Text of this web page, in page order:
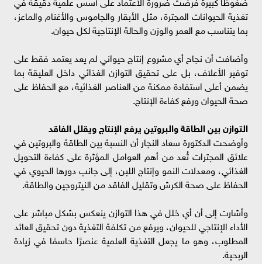
تغذية الحيوانات المجترة، مثل الأبقار والجاموس والأغنام والماعز،
بما يتناسب مع العمر والوزن والحالة الإنتاجية لكل حيوان.
وأضافت أن نجاح أي مشروع إنتاج حيواني لم يعد يعتمد فقط على
توفير الأعلاف، بل على تحقيق التوازن الغذائي داخل العليقة بما
يضمن أعلى استفادة ممكنة من العناصر الغذائية، مع الحفاظ على
صحة الحيوان ورفع كفاءة الإنتاج.
التوازن بين الطاقة والبروتين يرفع الإنتاج ويقلل الفاقد
وأوضحت الدكتورة سعاد النجار أن النسبة بين الطاقة والبروتين في
علائق المجترات تُعد من أهم العوامل المؤثرة على كفاءة التحويل
الغذائي، ومعدلات النمو وإنتاج اللبن، إلى جانب دورها الحيوي في
الحفاظ على صحة الكرش وتقليل الفاقد من النيتروجين والطاقة.
وأشارت إلى أن أي خلل في هذا التوازن ينعكس بشكل مباشر على
الأداء الإنتاجي للحيوان، ويرفع من تكلفة التغذية دون تحقيق العائد
المطلوب، وهو ما يجعل التغذية العلمية عنصرًا حاسمًا في زيادة
الربحية.